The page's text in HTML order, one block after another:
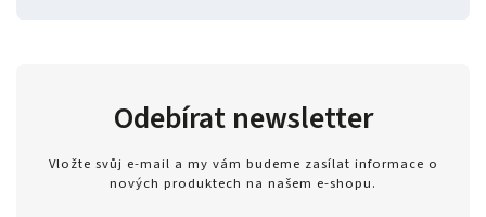
Odebírat newsletter
Vložte svůj e-mail a my vám budeme zasílat informace o
nových produktech na našem e-shopu.